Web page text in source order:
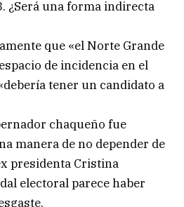
¿Será una forma indirecta
que «el Norte Grande
de incidencia en el
tener un candidato a
chaqueño fue
manera de no depender de
presidenta Cristina
electoral parece haber